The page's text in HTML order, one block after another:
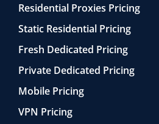
Residential Proxies Pricing
Static Residential Pricing
Fresh Dedicated Pricing
Private Dedicated Pricing
Mobile Pricing
VPN Pricing